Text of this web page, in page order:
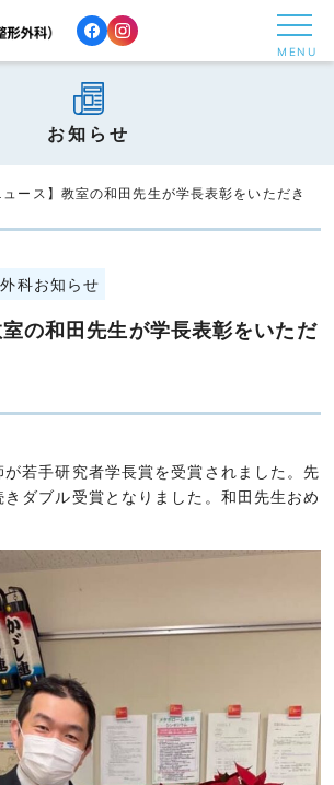
MENU
お知らせ
ュース】教室の和田先生が学長表彰をいただきま
科お知らせ
室の和田先生が学長表彰をいただ
若手研究者学長賞を受賞されました。先
ダブル受賞となりました。和田先生おめ